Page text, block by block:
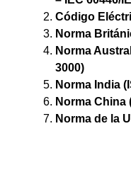
Código
Norma
Norma
3000)
Norma India
Norma China
Norma de la